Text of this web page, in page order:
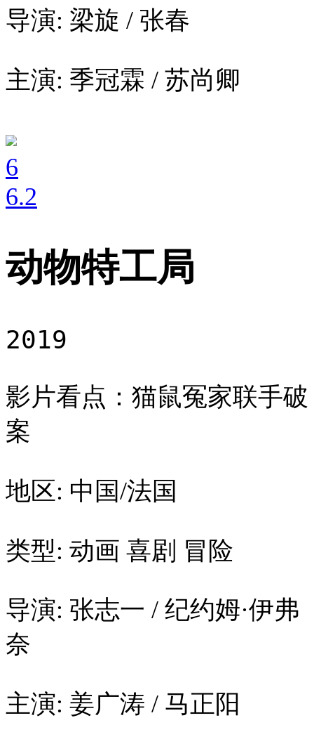
导演: 梁旋 / 张春
主演: 季冠霖 / 苏尚卿
6
6.2
动物特工局
2019
影片看点：猫鼠冤家联手破
案
地区: 中国/法国
类型: 动画 喜剧 冒险
导演: 张志一 / 纪约姆·伊弗
奈
主演: 姜广涛 / 马正阳